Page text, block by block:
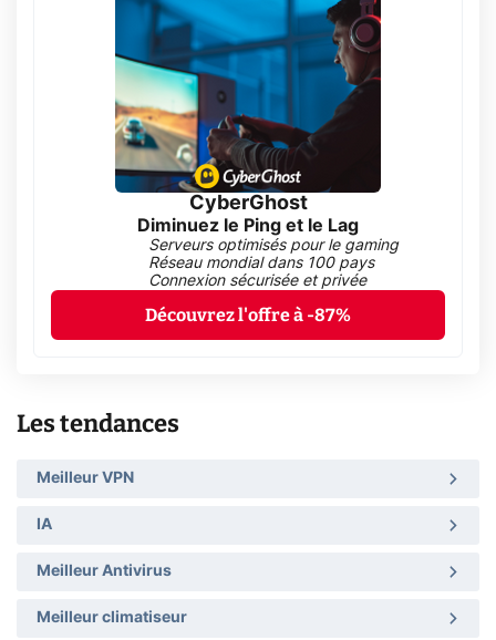
CyberGhost
Diminuez le Ping et le Lag
Serveurs optimisés pour le gaming
Réseau mondial dans 100 pays
Connexion sécurisée et privée
Découvrez l'offre à -87%
Les tendances
Meilleur VPN
IA
Meilleur Antivirus
Meilleur climatiseur